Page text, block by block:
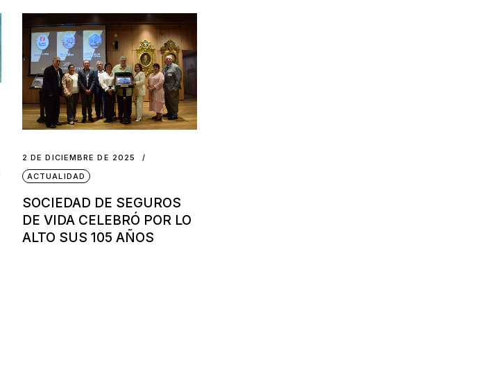
2 DE DICIEMBRE DE 2025
ACTUALIDAD
SOCIEDAD DE SEGUROS
DE VIDA CELEBRÓ POR LO
ALTO SUS 105 AÑOS